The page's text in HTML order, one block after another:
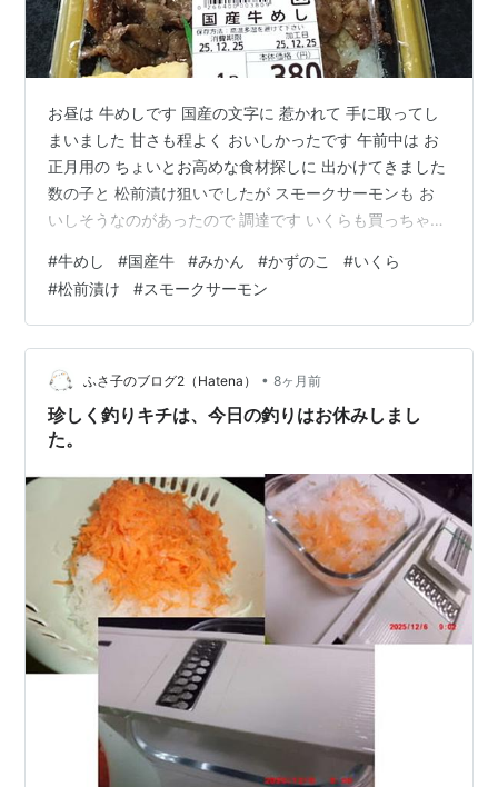
お昼は 牛めしです 国産の文字に 惹かれて 手に取ってし
まいました 甘さも程よく おいしかったです 午前中は お
正月用の ちょいとお高めな食材探しに 出かけてきました
数の子と 松前漬け狙いでしたが スモークサーモンも お
いしそうなのがあったので 調達です いくらも買っちゃ
たので 今年はやめておきました あとは 近場のスーパー
で お花を買ったら お正月前の買い出しが 終了です この
数年 感じたことのない 穏やかな年末です ランキング参
加中ライフスタイル ランキング参加中雑談・日記を書き
たい人のグループ ランキング参加中食べ物 ランキング参
加…
#牛めし #国産牛 #みかん #かずのこ #いくら
#松前漬け #スモークサーモン
ふさ子のブログ2（Hatena） • 8ヶ月前
珍しく釣りキチは、今日の釣りはお休みしまし
た。